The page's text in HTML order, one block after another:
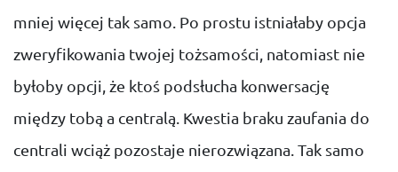
mniej więcej tak samo. Po prostu istniałaby opcja
zweryfikowania twojej tożsamości, natomiast nie
byłoby opcji, że ktoś podsłucha konwersację
między tobą a centralą. Kwestia braku zaufania do
centrali wciąż pozostaje nierozwiązana. Tak samo